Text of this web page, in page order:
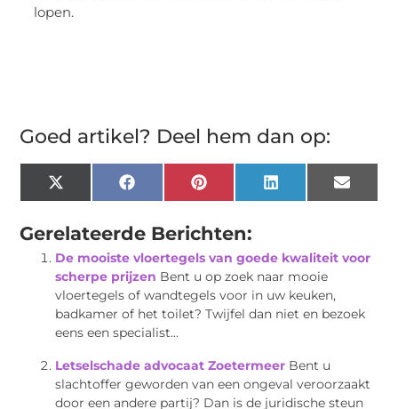
lopen.
Goed artikel? Deel hem dan op:
X
(Twitter)
FacebookPinterestLinkedInEmail
Gerelateerde Berichten:
De mooiste vloertegels van goede kwaliteit voor
scherpe prijzen Bent u op zoek naar mooie
vloertegels of wandtegels voor in uw keuken,
badkamer of het toilet? Twijfel dan niet en bezoek
eens een specialist...
Letselschade advocaat Zoetermeer Bent u
slachtoffer geworden van een ongeval veroorzaakt
door een andere partij? Dan is de juridische steun